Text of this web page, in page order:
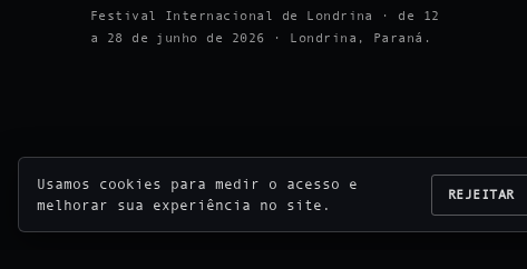
Festival Internacional de Londrina · de 12
a 28 de junho de 2026 · Londrina, Paraná.
© 2026 Festival Internacional de Londrina ·
Usamos cookies para medir o acesso e
melhorar sua experiência no site.
REJEITAR